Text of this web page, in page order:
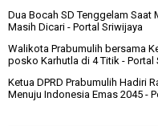
Dua Bocah SD Tenggelam Saat
Masih Dicari - Portal Sriwijaya
Walikota Prabumulih bersama
posko Karhutla di 4 Titik - Portal
Ketua DPRD Prabumulih Hadiri
Menuju Indonesia Emas 2045 -